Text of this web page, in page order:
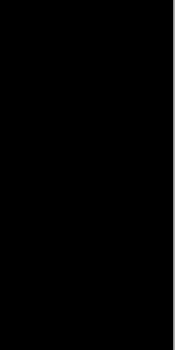
está dirigida en
Barbato
interpreta a James,
a Young James y
de Christina (